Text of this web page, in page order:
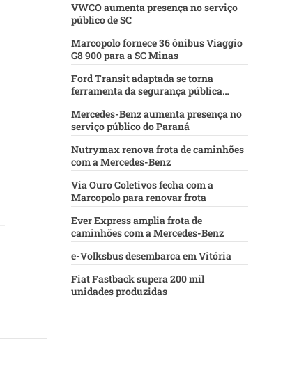
VWCO aumenta presença no serviço
público de SC
Marcopolo fornece 36 ônibus Viaggio
G8 900 para a SC Minas
Ford Transit adaptada se torna
ferramenta da segurança pública
baiana
Mercedes-Benz aumenta presença no
serviço público do Paraná
Nutrymax renova frota de caminhões
com a Mercedes-Benz
Via Ouro Coletivos fecha com a
Marcopolo para renovar frota
Ever Express amplia frota de
caminhões com a Mercedes-Benz
e-Volksbus desembarca em Vitória
Fiat Fastback supera 200 mil
unidades produzidas